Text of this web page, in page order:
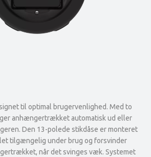
til optimal brugervenlighed. Med to
anhængertrækket automatisk ud eller
Den 13-polede stikdåse er monteret
tilgængelig under brug og forsvinder
når det svinges væk. Systemet